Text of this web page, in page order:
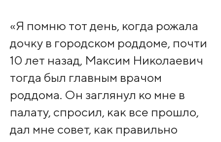
«Я помню тот день, когда рожала
дочку в городском роддоме, почти
10 лет назад, Максим Николаевич
тогда был главным врачом
роддома. Он заглянул ко мне в
палату, спросил, как все прошло,
дал мне совет, как правильно